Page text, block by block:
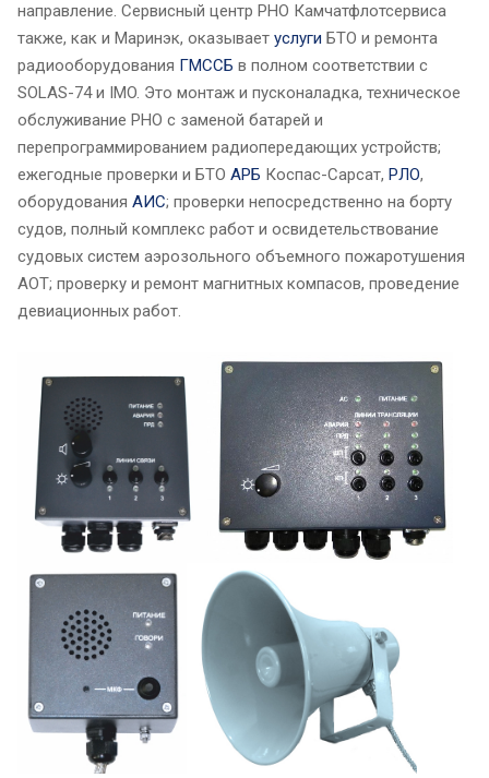
направление. Сервисный центр РНО Камчатфлотсервиса
также, как и Маринэк, оказывает услуги БТО и ремонта
радиооборудования ГМССБ в полном соответствии с
SOLAS-74 и IMO. Это монтаж и пусконаладка, техническое
обслуживание РНО с заменой батарей и
перепрограммированием радиопередающих устройств;
ежегодные проверки и БТО АРБ Коспас-Сарсат, РЛО,
оборудования АИС; проверки непосредственно на борту
судов, полный комплекс работ и освидетельствование
судовых систем аэрозольного объемного пожаротушения
АОТ; проверку и ремонт магнитных компасов, проведение
девиационных работ.